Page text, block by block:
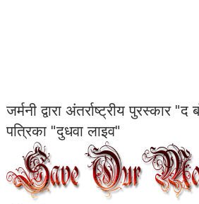
जर्मनी द्वारा अंतर्राष्ट्रीय पुरस्कार
पत्रिका "दुधवा लाइव"